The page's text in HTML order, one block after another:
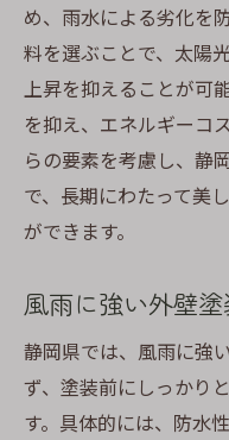
め、雨水による劣化を
料を選ぶことで、太陽
上昇を抑えることが可
を抑え、エネルギーコ
らの要素を考慮し、静
で、長期にわたって美
ができます。
風雨に強い外壁
静岡県では、風雨に強
ず、塗装前にしっかり
す。具体的には、防水